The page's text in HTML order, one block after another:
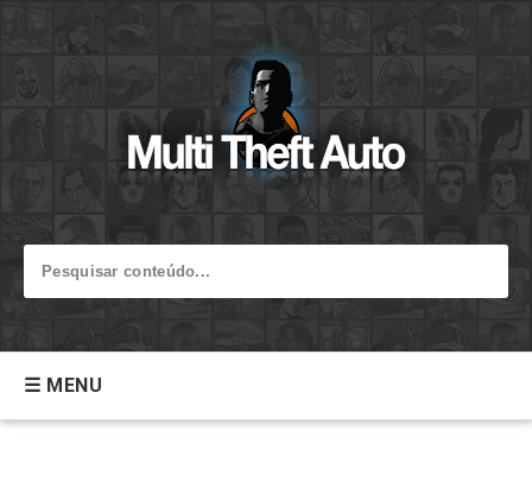
☰ MENU